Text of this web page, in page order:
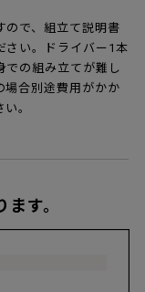
ので、組立て説明書
さい。ドライバー1本
での組み立てが難し
場合別途費用がかか
。
す。